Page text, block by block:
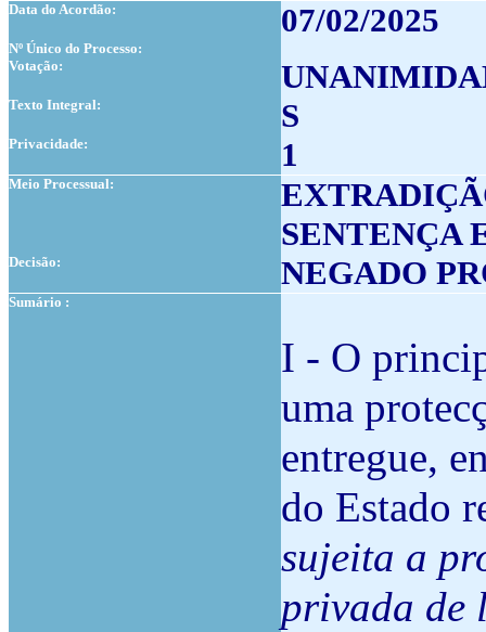
Data do Acordão: 07/02/2025
Nº Único do Processo:
Votação:
Texto Integral: S
Privacidade: 1
Meio Processual:
SENTENÇA
Decisão: NEGADO
Sumário :
I - O
uma
entregue,
do Estado
sujeita a
privada de